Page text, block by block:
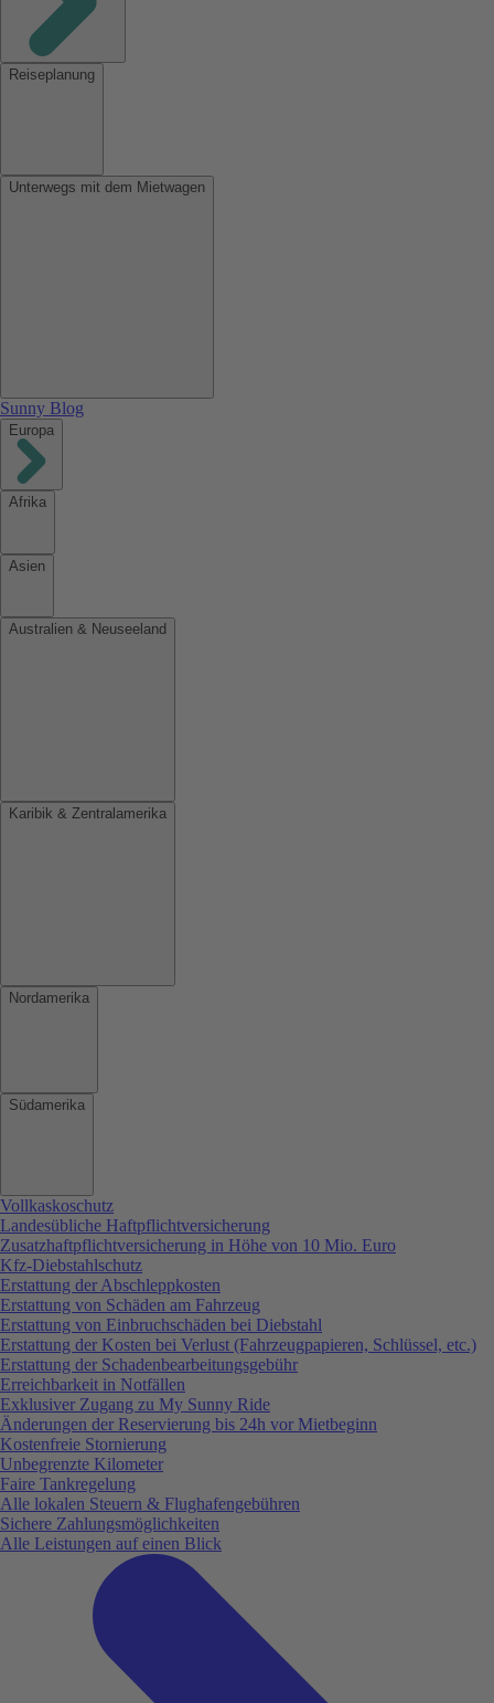
Reiseplanung
Unterwegs mit dem Mietwagen
Sunny Blog
Europa
Afrika
Asien
Australien & Neuseeland
Karibik & Zentralamerika
Nordamerika
Südamerika
Vollkaskoschutz
Landesübliche Haftpflichtversicherung
Zusatzhaftpflichtversicherung in Höhe von 10 Mio. Euro
Kfz-Diebstahlschutz
Erstattung der Abschleppkosten
Erstattung von Schäden am Fahrzeug
Erstattung von Einbruchschäden bei Diebstahl
Erstattung der Kosten bei Verlust (Fahrzeugpapieren, Schlüssel, etc.)
Erstattung der Schadenbearbeitungsgebühr
Erreichbarkeit in Notfällen
Exklusiver Zugang zu My Sunny Ride
Änderungen der Reservierung bis 24h vor Mietbeginn
Kostenfreie Stornierung
Unbegrenzte Kilometer
Faire Tankregelung
Alle lokalen Steuern & Flughafengebühren
Sichere Zahlungsmöglichkeiten
Alle Leistungen auf einen Blick